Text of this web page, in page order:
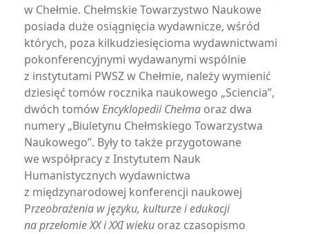
w Chełmie. Chełmskie Towarzystwo Naukowe
posiada duże osiągnięcia wydawnicze, wśród
których, poza kilkudziesięcioma wydawnictwami
pokonferencyjnymi wydawanymi wspólnie
z instytutami PWSZ w Chełmie, należy wymienić
dziesięć tomów rocznika naukowego „Sciencia”,
dwóch tomówEncyklopedii Chełma oraz dwa
numery „Biuletynu Chełmskiego Towarzystwa
Naukowego”. Były to także przygotowane
we współpracy z Instytutem Nauk
Humanistycznych wydawnictwa
z międzynarodowej konferencji naukowej
Przeobrażenia w języku, kulturze i edukacji
na przełomie XX i XXI wieku oraz czasopismo